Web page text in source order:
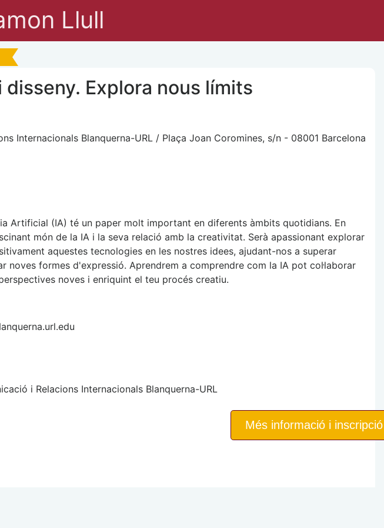
Llull
disseny. Explora nous límits
Internacionals Blanquerna-URL / Plaça Joan Coromines, s/n - 08001 Barcelona
Artificial (IA) té un paper molt important en diferents àmbits quotidians. En
món de la IA i la seva relació amb la creativitat. Serà apassionant explorar
aquestes tecnologies en les nostres idees, ajudant-nos a superar
noves formes d'expressió. Aprendrem a comprendre com la IA pot col·laborar
noves i enriquint el teu procés creatiu.
i Relacions Internacionals Blanquerna-URL
Més informació i inscripció